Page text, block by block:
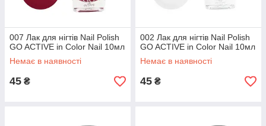
007 Лак для нігтів Nail Polish
GO ACTIVE in Color Nail 10мл
Немає в наявності
45 ₴
002 Лак для нігтів Nail Polish
GO ACTIVE in Color Nail 10мл
Немає в наявності
45 ₴